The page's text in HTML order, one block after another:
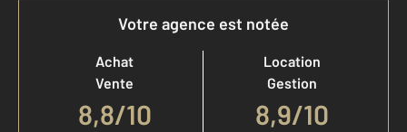
Votre agence est notée
Achat
Vente
8,8/10
Location
Gestion
8,9/10